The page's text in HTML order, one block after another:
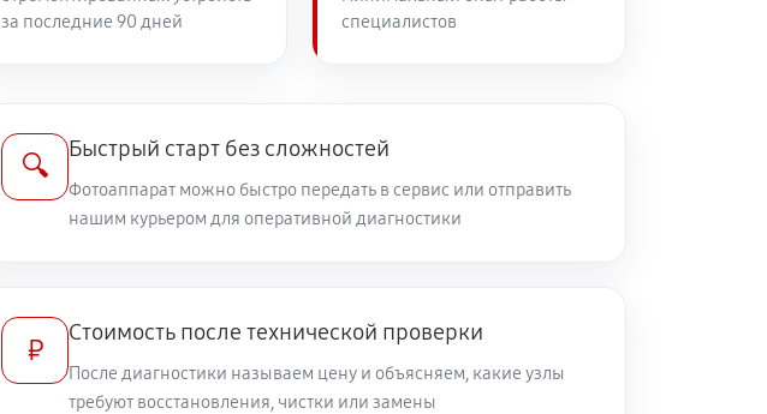
60 минут
1890 руб 60 минут
2750 руб 60 минут
3150 руб 60 минут Заказать
за последние 90 дней
специалистов
🔍
Быстрый старт без сложностей
Фотоаппарат можно быстро передать в сервис или отправить
нашим курьером для оперативной диагностики
₽
Стоимость после технической проверки
После диагностики называем цену и объясняем, какие узлы
требуют восстановления, чистки или замены